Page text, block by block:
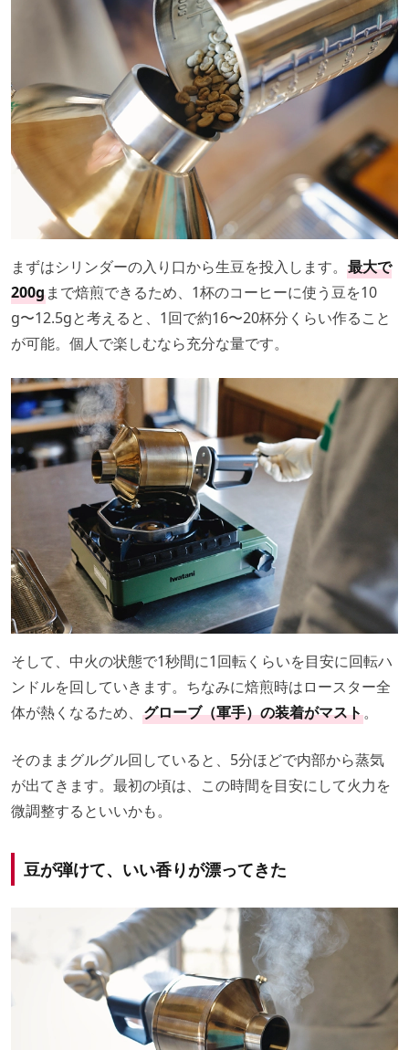
まずはシリンダーの入り口から生豆を投入します。 最大で
200gまで焙煎できるため、1杯のコーヒーに使う豆を10
g〜12.5gと考えると、1回で約16〜20杯分くらい作ること
が可能。個人で楽しむなら充分な量です。
そして、中火の状態で1秒間に1回転くらいを目安に回転ハ
ンドルを回していきます。ちなみに焙煎時はロースター全
体が熱くなるため、 グローブ（軍手）の装着がマスト。
そのままグルグル回していると、5分ほどで内部から蒸気
が出てきます。最初の頃は、この時間を目安にして火力を
微調整するといいかも。
豆が弾けて、いい香りが漂ってきた